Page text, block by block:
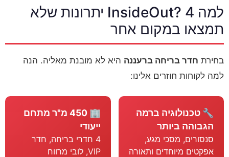
למה InsideOut? 4 יתרונות שלא
תמצאו במקום אחר
בחירת חדר בריחה ברעננה היא לא מובנת מאליה. הנה
למה לקוחות חוזרים אלינו:
🔧 טכנולוגיה ברמה
הגבוהה ביותר
סנסורים, מסכי מגע,
אפקטים מיוחדים ותאורה
🏢 450 מ"ר מתחם
ייעודי
4 חדרי בריחה, חדר
VIP, לובי מרווח